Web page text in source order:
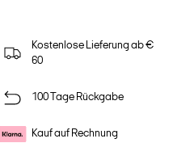
Kostenlose Lieferung ab €
60
100 Tage Rückgabe
Kauf auf Rechnung